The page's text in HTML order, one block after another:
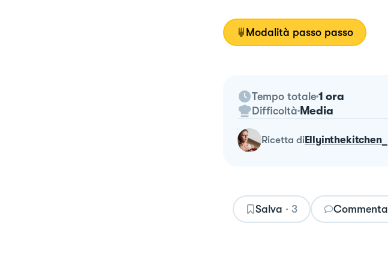
Modalità passo passo
Tempo totale 1 ora
Difficoltà Media
ricetta diEllyinthekitchen_
Salva · 3 Commenta